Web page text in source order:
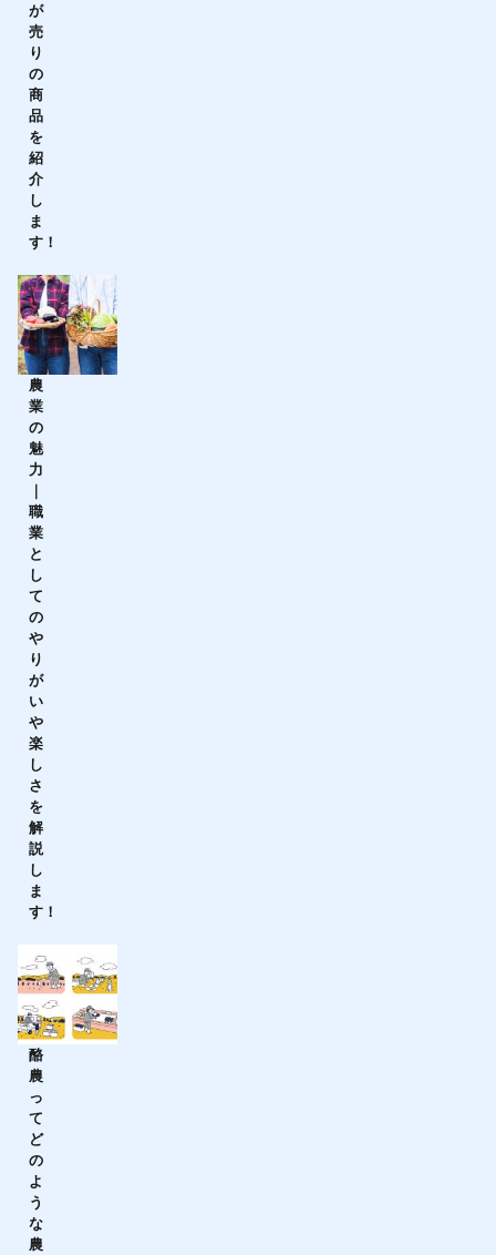
が
売
り
の
商
品
を
紹
介
し
ま
す！
農
業
の
魅
力
｜
職
業
と
し
て
の
や
り
が
い
や
楽
し
さ
を
解
説
し
ま
す！
酪
農
っ
て
ど
の
よ
う
な
農